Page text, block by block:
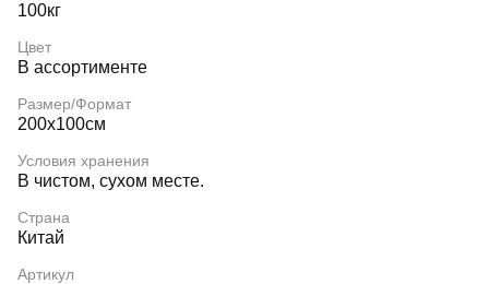
100кг
Цвет
В ассортименте
Размер/Формат
200х100см
Условия хранения
В чистом, сухом месте.
Страна
Китай
Артикул